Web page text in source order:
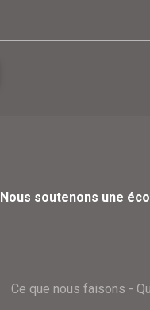
Nous soutenons une
Ce que nous faisons -